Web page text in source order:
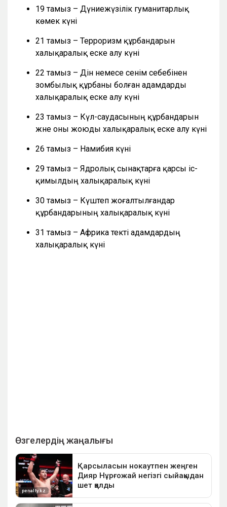
19 тамыз – Дүниежүзілік гуманитарлық
көмек күні
21 тамыз – Терроризм құрбандарын
халықаралық еске алу күні
22 тамыз – Дін немесе сенім себебінен
зомбылық құрбаны болған адамдарды
халықаралық еске алу күні
23 тамыз – Күл-саудасының құрбандарын
және оны жоюды халықаралық еске алу күні
26 тамыз – Намибия күні
29 тамыз – Ядролық сынақтарға қарсы іс-
қимылдың халықаралық күні
30 тамыз – Күштеп жоғалтылғандар
құрбандарының халықаралық күні
31 тамыз – Африка текті адамдардың
халықаралық күні